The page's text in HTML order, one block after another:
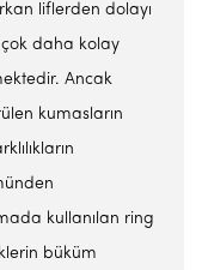
liflerden dolayı
daha kolay
Ancak
kumasların
kullanılan ring
büküm